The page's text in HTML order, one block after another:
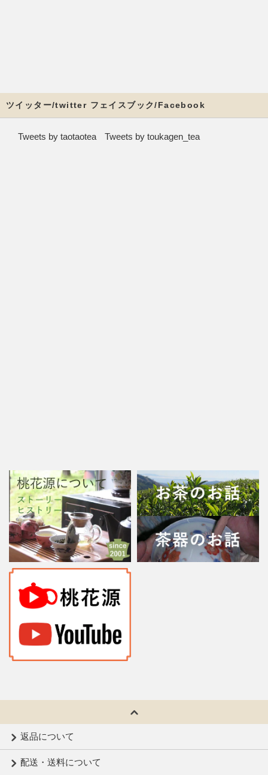
ツイッター/twitter フェイスブック/Facebook
Tweets by taotaotea Tweets by toukagen_tea
返品について
配送・送料について